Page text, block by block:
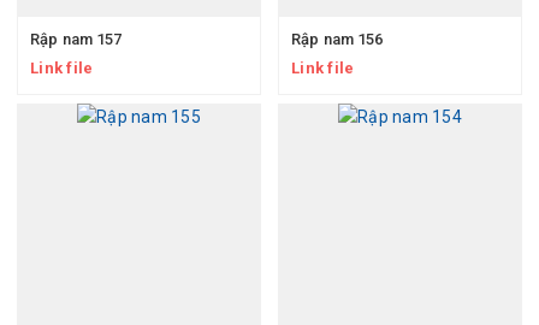
Rập nam 157
Link file
Rập nam 156
Link file